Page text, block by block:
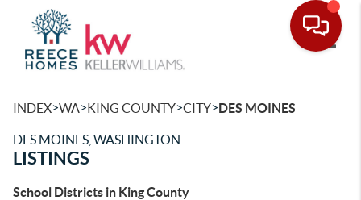
INDEX>WA>KING COUNTY>CITY>DES MOINES
DES MOINES, WASHINGTON
LISTINGS
School Districts in King County